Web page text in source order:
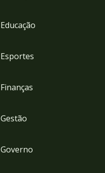
Educação
Esportes
Finanças
Gestão
Governo